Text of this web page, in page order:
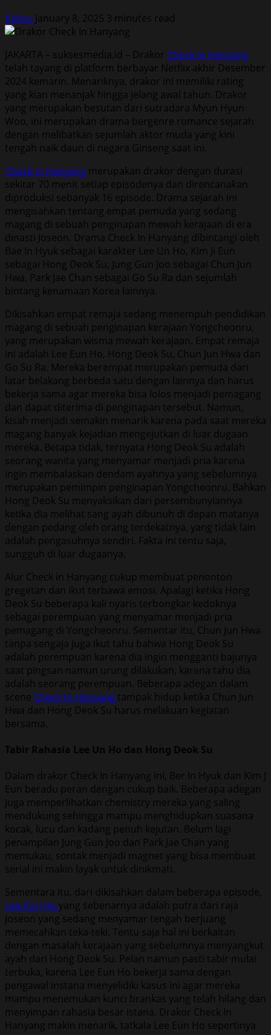
Editor January 8, 2025 3 minutes read
JAKARTA – suksesmedia.id – Drakor Check In Hanyang
telah tayang di platform berbayar Netflix akhir Desember
2024 kemarin. Menariknya, drakor ini memiliki rating
yang kian menanjak hingga jelang awal tahun. Drakor
yang merupakan besutan dari sutradara Myun Hyun
Woo, ini merupakan drama bergenre romance sejarah
dengan melibatkan sejumlah aktor muda yang kini
tengah naik daun di negara Ginseng saat ini.
Check In Hanyang merupakan drakor dengan durasi
sekitar 70 menit setiap episodenya dan direncanakan
diproduksi sebanyak 16 episode. Drama sejarah ini
mengisahkan tentang empat pemuda yang sedang
magang di sebuah penginapan mewah kerajaan di era
dinasti Joseon. Drama Check In Hanyang dibintangi oleh
Bae In Hyuk sebagai karakter Lee Un Ho, Kim Ji Eun
sebagai Hong Deok Su, Jung Gun Joo sebagai Chun Jun
Hwa, Park Jae Chan sebagai Go Su Ra dan sejumlah
bintang kenamaan Korea lainnya.
Dikisahkan empat remaja sedang menempuh pendidikan
magang di sebuah penginapan kerajaan Yongcheonru,
yang merupakan wisma mewah kerajaan. Empat remaja
ini adalah Lee Eun Ho, Hong Deok Su, Chun Jun Hwa dan
Go Su Ra. Mereka berempat merupakan pemuda dari
latar belakang berbeda satu dengan lainnya dan harus
bekerja sama agar mereka bisa lolos menjadi pemagang
dan dapat diterima di penginapan tersebut. Namun,
kisah menjadi semakin menarik karena pada saat mereka
magang banyak kejadian mengejutkan di luar dugaan
mereka. Betapa tidak, ternyata Hong Deok Su adalah
seorang wanita yang menyamar menjadi pria karena
ingin membalaskan dendam ayahnya yang sebelumnya
merupakan pemimpin penginapan Yongcheonru. Bahkan
Hong Deok Su menyaksikan dari persembunyiannya
ketika dia melihat sang ayah dibunuh di depan matanya
dengan pedang oleh orang terdekatnya, yang tidak lain
adalah pengasuhnya sendiri. Fakta ini tentu saja,
sungguh di luar dugaanya.
Alur Check in Hanyang cukup membuat penonton
gregetan dan ikut terbawa emosi. Apalagi ketika Hong
Deok Su beberapa kali nyaris terbongkar kedoknya
sebagai perempuan yang menyamar menjadi pria
pemagang di Yongcheonru. Sementar itu, Chun Jun Hwa
tanpa sengaja juga ikut tahu bahwa Hong Deok Su
adalah perempuan karena dia ingin mengganti bajunya
saat pingsan namun urung dilakukan, karena tahu dia
adalah seorang perempuan. Beberapa adegan dalam
scene Check In Hanyang tampak hidup ketika Chun Jun
Hwa dan Hong Deok Su harus melakuan kegiatan
bersama.
Tabir Rahasia Lee Un Ho dan Hong Deok Su
Dalam drakor Check In Hanyang ini, Ber In Hyuk dan Kim J
Eun beradu peran dengan cukup baik. Beberapa adegan
juga memperlihatkan chemistry mereka yang saling
mendukung sehingga mampu menghidupkan suasana
kocak, lucu dan kadang penuh kejutan. Belum lagi
penampilan Jung Gun Joo dan Park Jae Chan yang
memukau, sontak menjadi magnet yang bisa membuat
serial ini makin layak untuk dinikmati.
Sementara itu, dari dikisahkan dalam beberapa episode,
Lee Eun Ho yang sebenarnya adalah putra dari raja
Joseon yang sedang menyamar tengah berjuang
memecahkan teka-teki. Tentu saja hal ini berkaitan
dengan masalah kerajaan yang sebelumnya menyangkut
ayah dari Hong Deok Su. Pelan namun pasti tabir mulai
terbuka, karena Lee Eun Ho bekerja sama dengan
pengawal instana menyelidiki kasus ini agar mereka
mampu menemukan kunci brankas yang telah hilang dan
menyimpan rahasia besar istana. Drakor Check In
Hanyang makin menarik, tatkala Lee Eun Ho sepertinya